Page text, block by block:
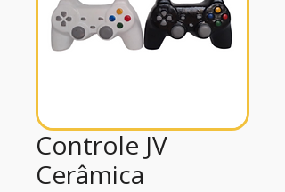
Controle JV
Cerâmica